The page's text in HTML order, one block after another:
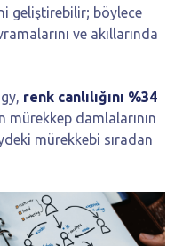
geliştirebilir; böylece
ve akıllarında
renk canlılığını %34
mürekkep damlalarının
mürekkebi sıradan